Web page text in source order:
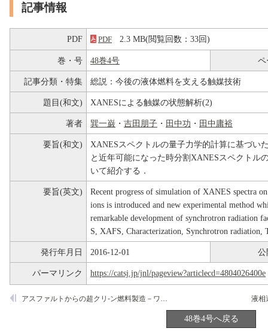
記事情報
PDF PDF 2.3 MB(閲覧回数：33回)
巻・号 48巻4号 ペ
記事分類・特集 総説：今後の液体燃料を支える触媒技術
題目(和文) XANESによる触媒の状態解析(2)
著者 巽一巌 ・ 吉田朋子 ・ 田中功 ・ 田中庸裕
要旨(和文)
XANESスペクトルの量子力学的計算に基づい
と近年可能になった時分割XANESスペクトル
いて紹介する．
要旨(英文)
Recent progress of simulation of XANES spectra
ions is introduced and new experimental method
remarkable development of synchrotron radiation
S, XAFS, Characterization, Synchrotron radiation,
発行年月日 2016-12-01 公
パーマリンク https://catsj.jp/jnl/pageview?articlecd=4804026400e
アスファルトからの超クリ-ン燃料製造－ワックス水素化分解触媒の開発－
48巻4号へ戻る